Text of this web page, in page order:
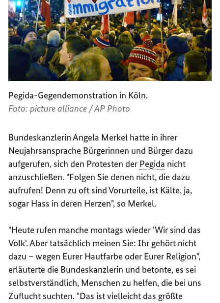
Pegida-Gegendemonstration in Köln.
Foto: picture alliance / AP Photo
Bundeskanzlerin Angela Merkel hatte in ihrer
Neujahrsansprache Bürgerinnen und Bürger dazu
aufgerufen, sich den Protesten der Pegida nicht
anzuschließen. "Folgen Sie denen nicht, die dazu
aufrufen! Denn zu oft sind Vorurteile, ist Kälte, ja,
sogar Hass in deren Herzen", so Merkel.
"Heute rufen manche montags wieder 'Wir sind das
Volk'. Aber tatsächlich meinen Sie: Ihr gehört nicht
dazu – wegen Eurer Hautfarbe oder Eurer Religion",
erläuterte die Bundeskanzlerin und betonte, es sei
selbstverständlich, Menschen zu helfen, die bei uns
Zuflucht suchten. "Das ist vielleicht das größte